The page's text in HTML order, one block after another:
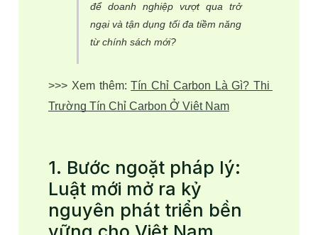
để doanh nghiệp vượt qua trở
ngại và tận dụng tối đa tiềm năng
từ chính sách mới?
>>> Xem thêm: Tín Chỉ Carbon Là Gì? Thị
Trường Tín Chỉ Carbon Ở Việt Nam
1. Bước ngoặt pháp lý:
Luật mới mở ra kỷ
nguyên phát triển bền